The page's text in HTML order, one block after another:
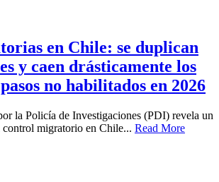
en Chile: se duplican
y caen drásticamente los
no habilitados en 2026
la Policía de Investigaciones (PDI) revela un
control migratorio en Chile... Read More